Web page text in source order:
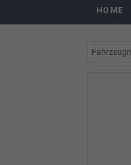
HOME
Fahrzeugnr.